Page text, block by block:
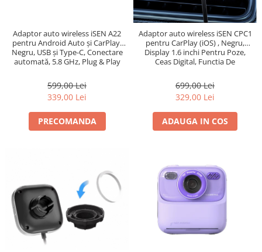
Adaptor auto wireless iSEN A22
pentru Android Auto și CarPlay,
Negru, USB și Type-C, Conectare
automată, 5.8 GHz, Plug & Play
599,00 Lei
339,00 Lei
PRECOMANDA
Adaptor auto wireless iSEN CPC1
pentru CarPlay (iOS) , Negru,
Display 1.6 inchi Pentru Poze,
Ceas Digital, Functia De
automată
699,00 Lei
329,00 Lei
ADAUGA IN COS